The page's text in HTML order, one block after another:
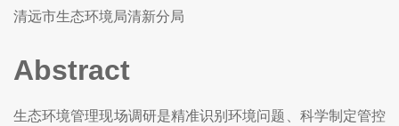
清远市生态环境局清新分局
Abstract
生态环境管理现场调研是精准识别环境问题、科学制定管控